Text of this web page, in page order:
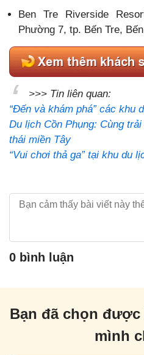
Ben Tre Riverside
Phường 7, tp. Bến Tre,
>>> Tin liên quan:
“Đến và khám phá” các khu
Du lịch Cồn Phụng: Cùng
thái miền Tây
“Vui chơi thả ga” tại khu du
0 bình luận
Bạn đã chọn
mình